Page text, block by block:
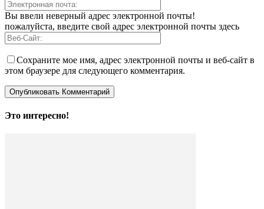
Вы ввели неверный адрес электронной почты!
пожалуйста, введите свой адрес электронной почты здесь
Сохраните мое имя, адрес электронной почты и веб-сайт в
этом браузере для следующего комментария.
Это интересно!